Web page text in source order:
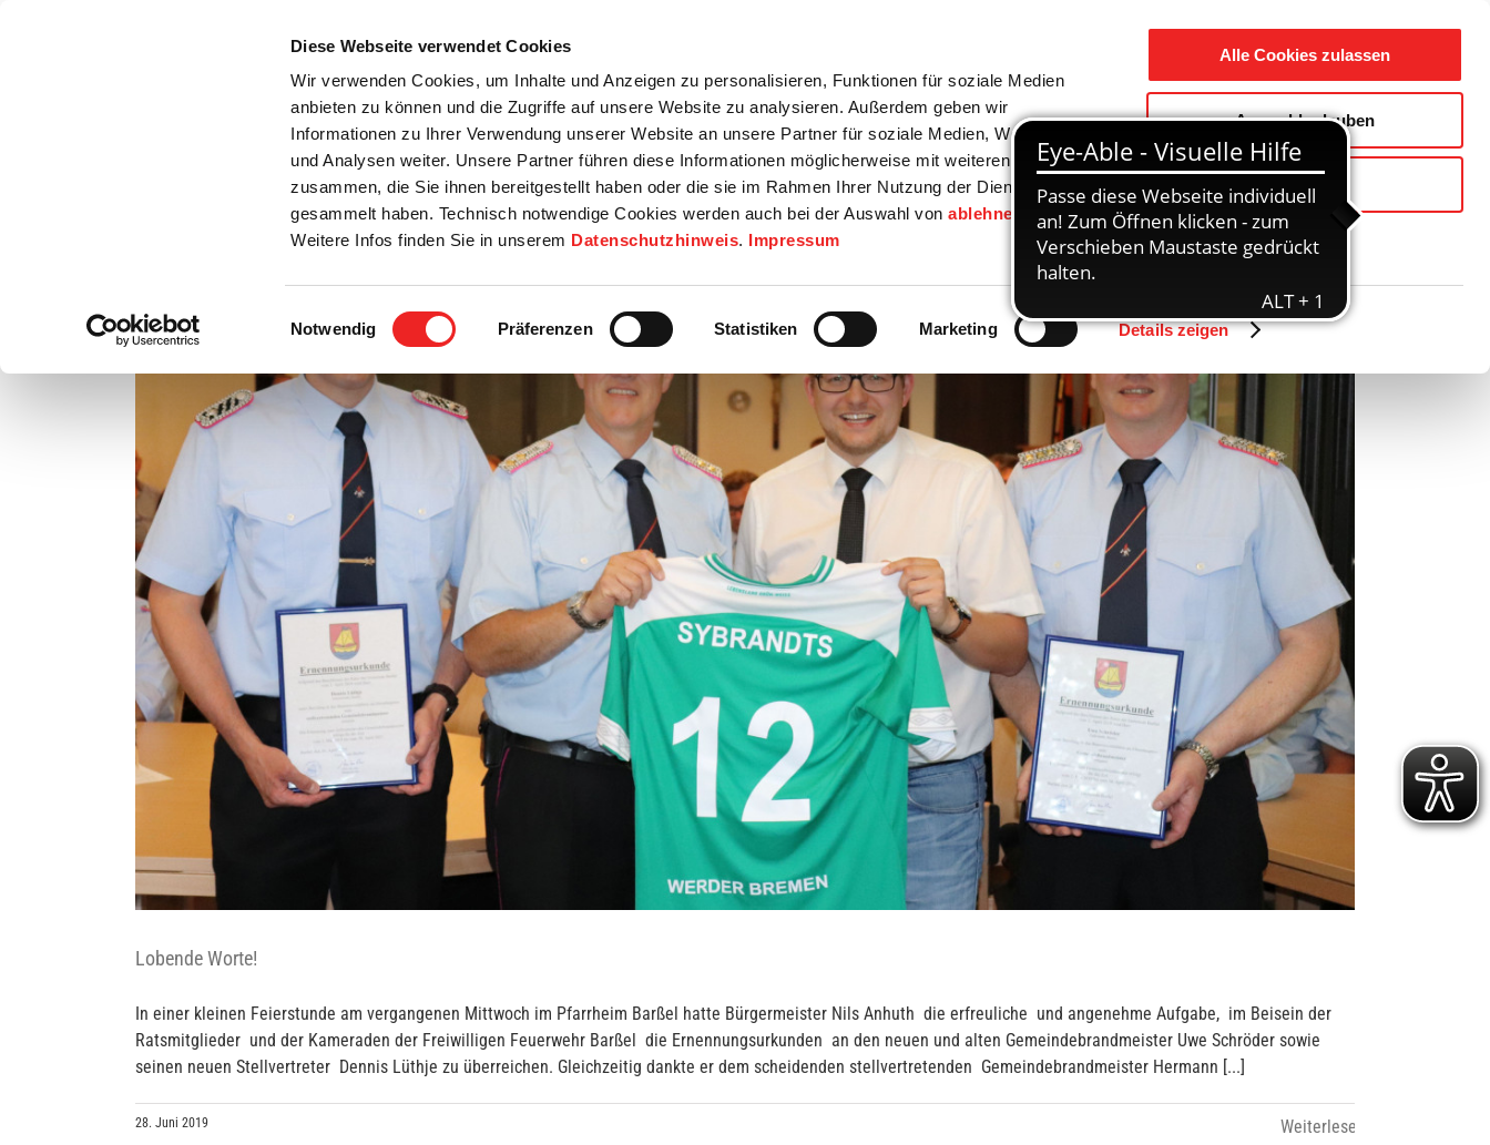
Diese Webseite verwendet Cookies
Wir verwenden Cookies, um Inhalte und Anzeigen zu personalisieren, Funktionen für soziale Medien
anbieten zu können und die Zugriffe auf unsere Website zu analysieren. Außerdem geben wir
Informationen zu Ihrer Verwendung unserer Website an unsere Partner für soziale Medien, Werbung
und Analysen weiter. Unsere Partner führen diese Informationen möglicherweise mit weiteren Daten
zusammen, die Sie ihnen bereitgestellt haben oder die sie im Rahmen Ihrer Nutzung der Dienste
gesammelt haben. Technisch notwendige Cookies werden auch bei der Auswahl vonablehnen
gesetzt.
Weitere Infos finden Sie in unserem Datenschutzhinweis. Impressum
Einwilligungsauswahl
Notwendig Präferenzen Statistiken Marketing Details zeigen
Alle Cookies zulassen
Auswahl erlauben
Ablehnen
Startseite
Bürgerservice Rats- / Bürgerinfo Wirtschaft / Wohnen Bildung / Soziales Touristik / Freizeit Gemeinde / Geschichte
Lobende Worte!
In einer kleinen Feierstunde am vergangenen Mittwoch im Pfarrheim Barßel hatte Bürgermeister Nils Anhuth die erfreuliche und angenehme Aufgabe, im Beisein der
Ratsmitglieder und der Kameraden der Freiwilligen Feuerwehr Barßel die Ernennungsurkunden an den neuen und alten Gemeindebrandmeister Uwe Schröder sowie
seinen neuen Stellvertreter Dennis Lüthje zu überreichen. Gleichzeitig dankte er dem scheidenden stellvertretenden Gemeindebrandmeister Hermann [...]
28. Juni 2019